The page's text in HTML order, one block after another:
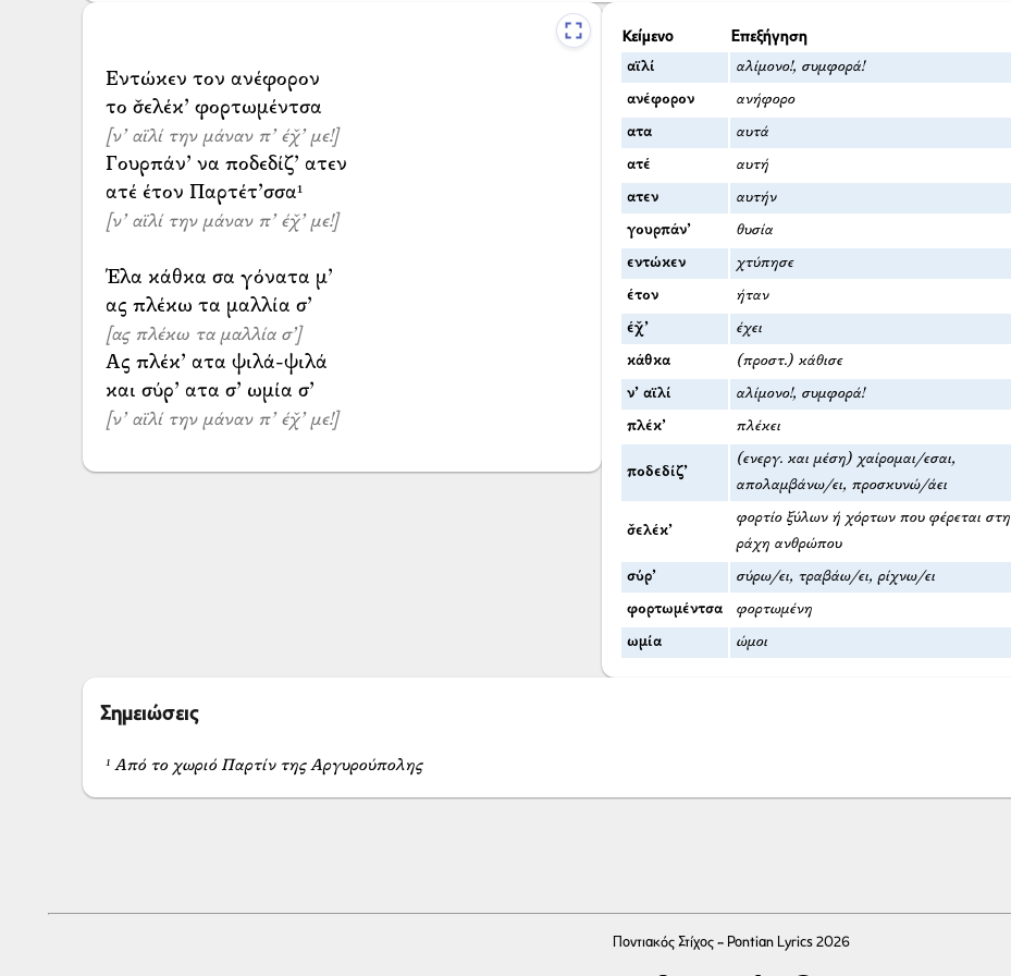
Εντώκεν τον ανέφορον
[ν’ αϊλί την μάναν π’ έχ̌’ με!]
Γουρπάν’ να ποδεδίζ’ ατεν
[ν’ αϊλί την μάναν π’ έχ̌’ με!]
Έλα κάθκα σα γόνατα μ’
[ας πλέκω τα μαλλία σ’]
Ας πλέκ’ ατα ψιλά-ψιλά
[ν’ αϊλί την μάναν π’ έχ̌’ με!]
Κείμενο Επεξήγηση
αϊλί αλίμονο!, συμφορά!
ανέφορον ανήφορο
ατα αυτά
ατέ αυτή
ατεν αυτήν
γουρπάν’ θυσία
εντώκεν χτύπησε
έτον ήταν
έχ̌’ έχει
κάθκα (προστ.) κάθισε
ν’ αϊλί αλίμονο!, συμφορά!
πλέκ’ πλέκει
ποδεδίζ’
(ενεργ. και μέση) χαίρομαι/εσαι,
απολαμβάνω/ει, προσκυνώ/άει
σ̌ελέκ’
φορτίο ξύλων ή χόρτων που φέρεται στη
ράχη ανθρώπου
σύρ’ σύρω/ει, τραβάω/ει, ρίχνω/ει
φορτωμέντσα φορτωμένη
ωμία ώμοι
Σημειώσεις
¹ Από το χωριό Παρτίν της Αργυρούπολης
Ποντιακός Στίχος - Pontian Lyrics 2026